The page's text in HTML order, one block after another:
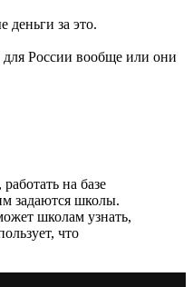
деньги за это.
для России вообще или они
на базе
задаются школы.
школам узнать,
что